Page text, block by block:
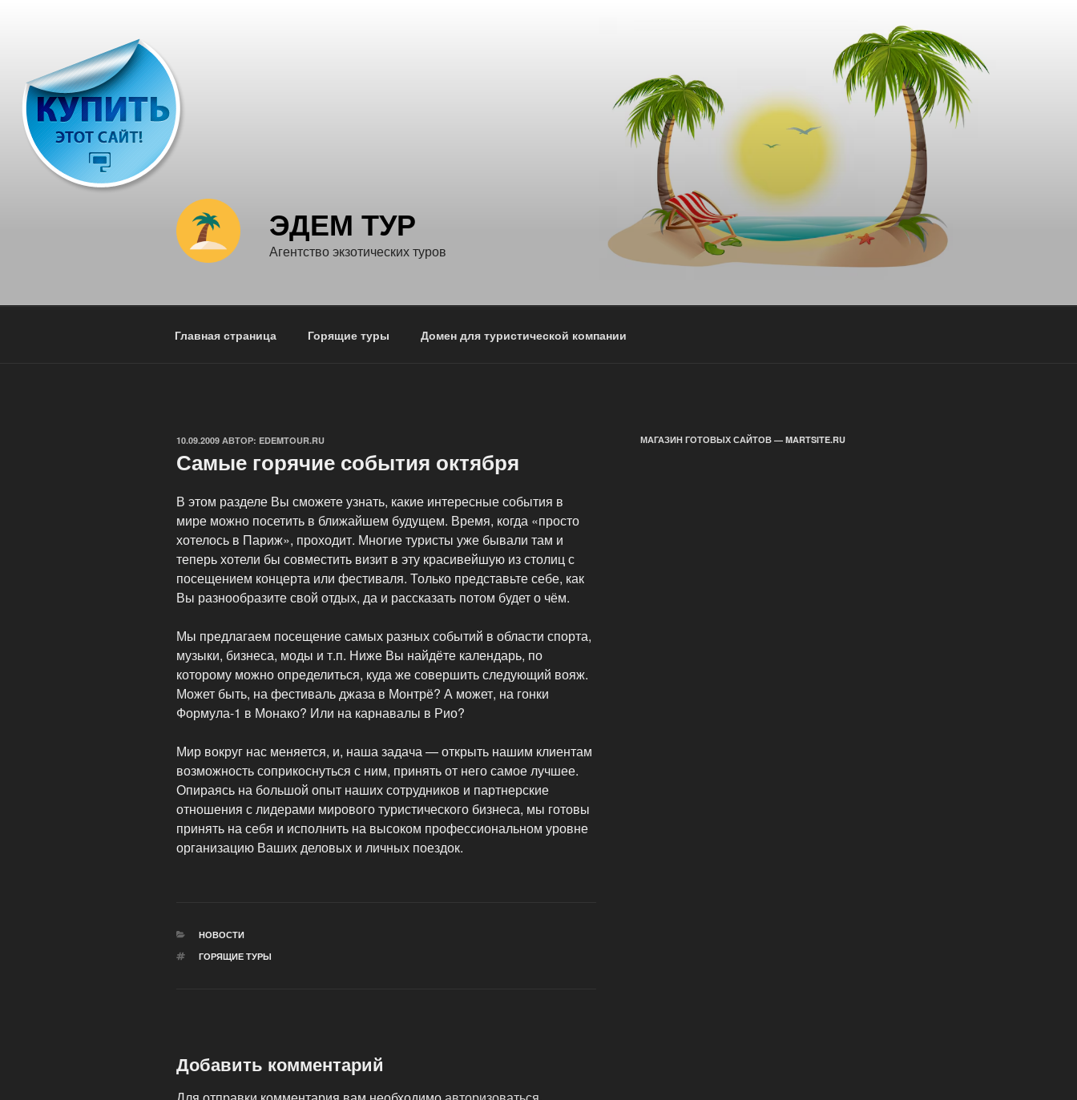
ЭДЕМ ТУР
Агентство экзотических туров
Главная страница Горящие туры Домен для туристической компании
ОПУБЛИКОВАНО
10.09.2009 АВТОР: EDEMTOUR.RU
Самые горячие события октября
В этом разделе Вы сможете узнать, какие интересные события в
мире можно посетить в ближайшем будущем. Время, когда «просто
хотелось в Париж», проходит. Многие туристы уже бывали там и
теперь хотели бы совместить визит в эту красивейшую из столиц с
посещением концерта или фестиваля. Только представьте себе, как
Вы разнообразите свой отдых, да и рассказать потом будет о чём.
Мы предлагаем посещение самых разных событий в области спорта,
музыки, бизнеса, моды и т.п. Ниже Вы найдёте календарь, по
которому можно определиться, куда же совершить следующий вояж.
Может быть, на фестиваль джаза в Монтрё? А может, на гонки
Формула-1 в Монако? Или на карнавалы в Рио?
Мир вокруг нас меняется, и, наша задача — открыть нашим клиентам
возможность соприкоснуться с ним, принять от него самое лучшее.
Опираясь на большой опыт наших сотрудников и партнерские
отношения с лидерами мирового туристического бизнеса, мы готовы
принять на себя и исполнить на высоком профессиональном уровне
организацию Ваших деловых и личных поездок.
РУБРИКИ
НОВОСТИ
МЕТКИ
ГОРЯЩИЕ ТУРЫ
Добавить комментарий
МАГАЗИН ГОТОВЫХ САЙТОВ — MARTSITE.RU